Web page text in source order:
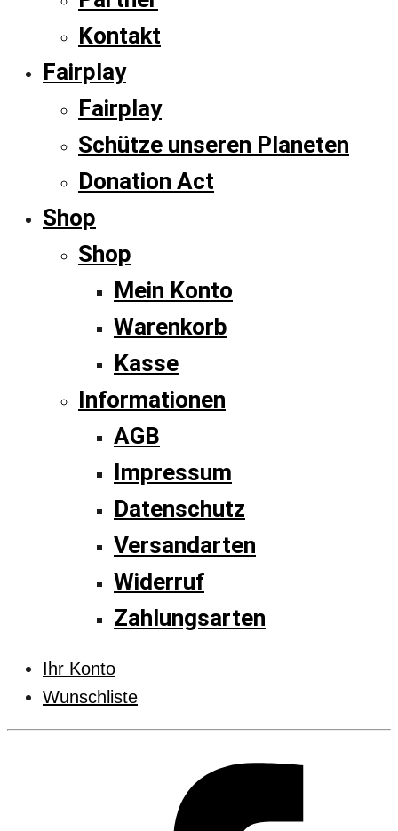
Kontakt
Fairplay
Fairplay
Schütze unseren Planeten
Donation Act
Shop
Shop
Mein Konto
Warenkorb
Kasse
Informationen
AGB
Impressum
Datenschutz
Versandarten
Widerruf
Zahlungsarten
Ihr Konto
Wunschliste